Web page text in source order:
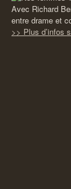
Avec Richard
entre drame et
>> Plus d’infos